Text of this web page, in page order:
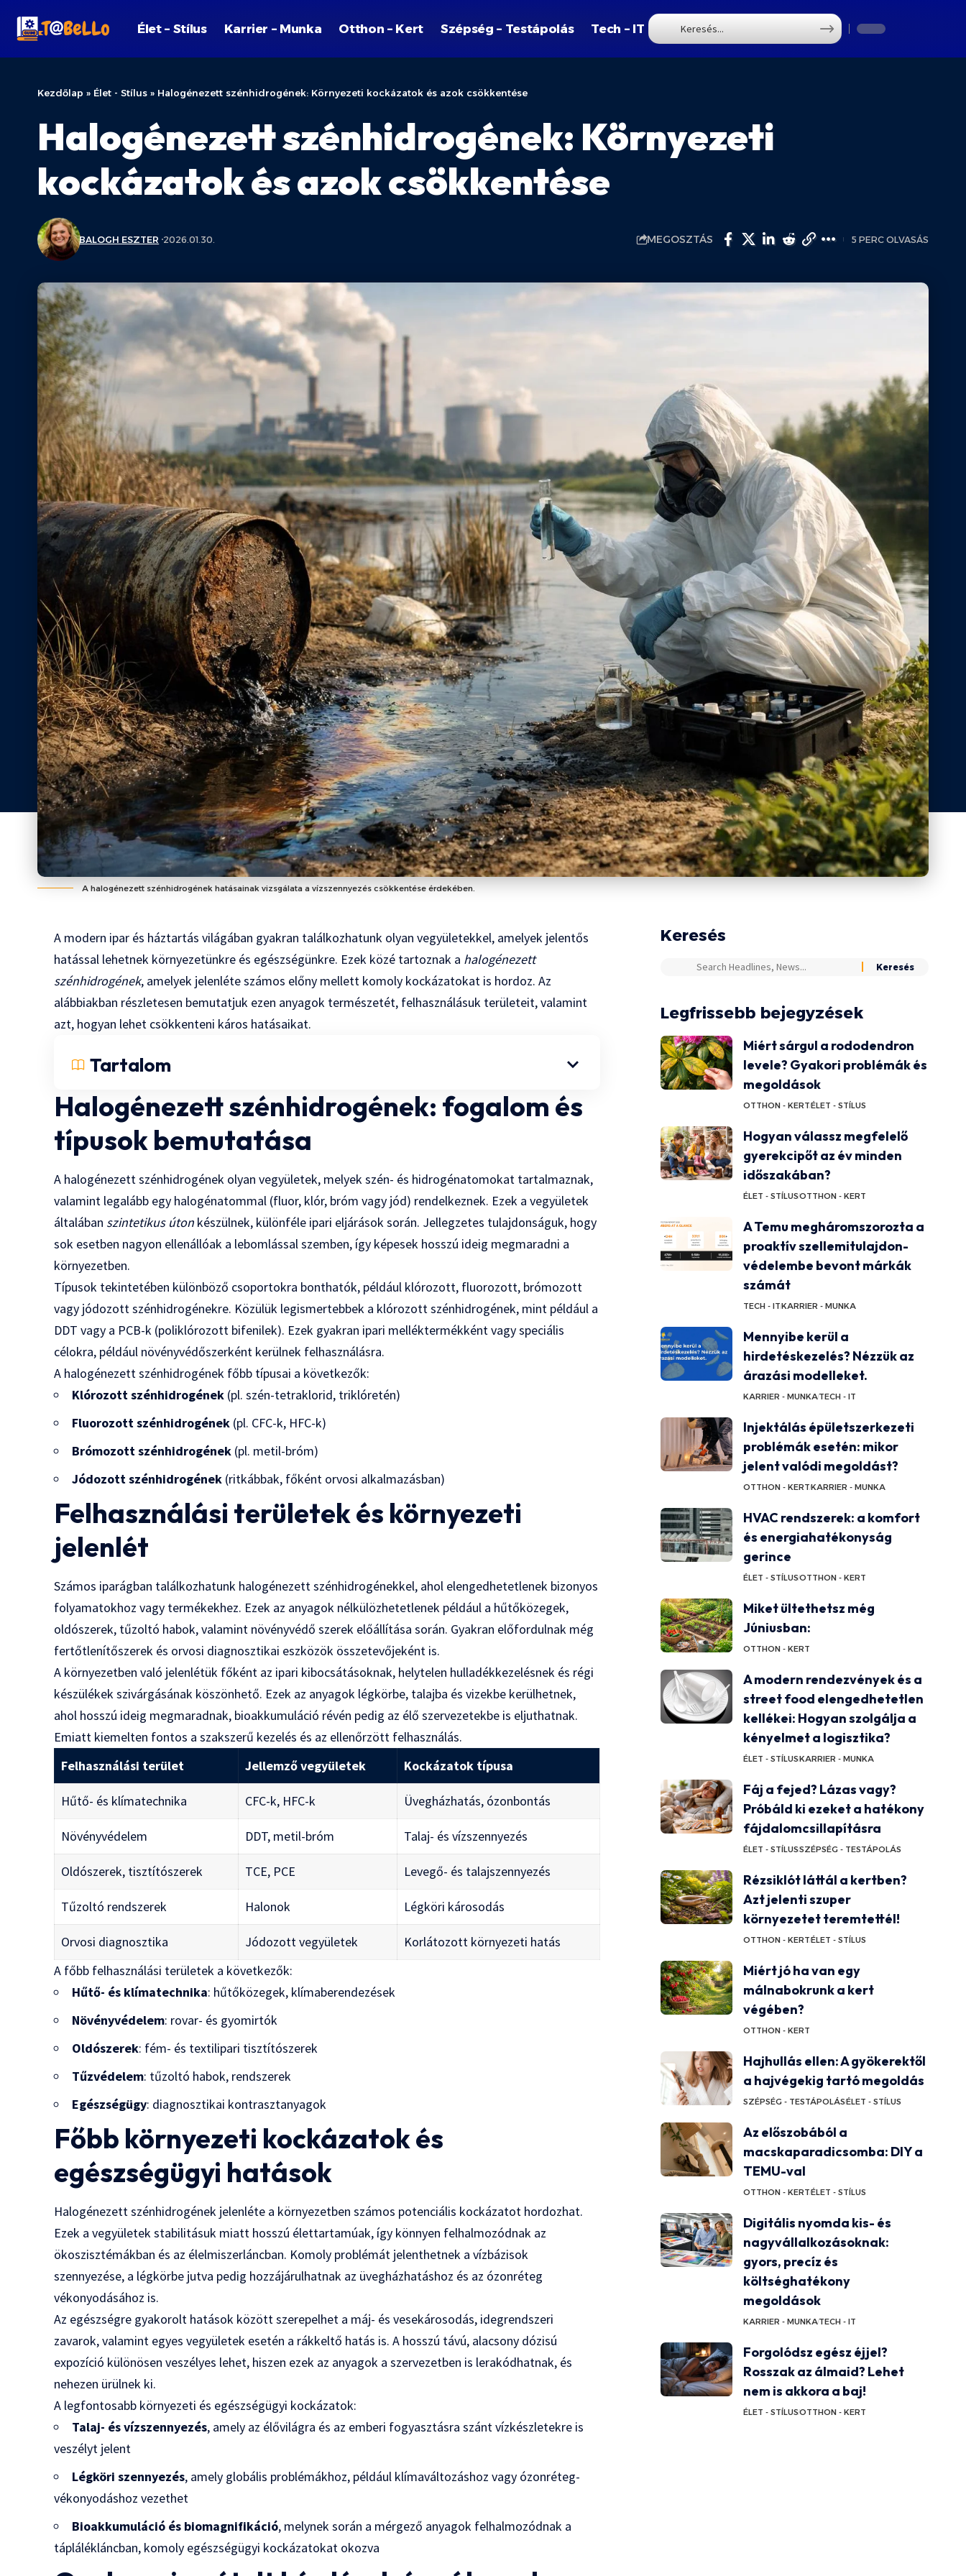
Élet – Stílus Karrier – Munka Otthon – Kert Szépség – Testápolás Tech – IT
Kezdőlap » Élet - Stílus » Halogénezett szénhidrogének: Környezeti kockázatok és azok csökkentése
Halogénezett szénhidrogének: Környezeti
kockázatok és azok csökkentése
BALOGH ESZTER 2026.01.30. MEGOSZTÁS 5 PERC OLVASÁS
A halogénezett szénhidrogének hatásainak vizsgálata a vízszennyezés csökkentése érdekében.
A modern ipar és háztartás világában gyakran találkozhatunk olyan vegyületekkel, amelyek jelentős
hatással lehetnek környezetünkre és egészségünkre. Ezek közé tartoznak a halogénezett
szénhidrogének, amelyek jelenléte számos előny mellett komoly kockázatokat is hordoz. Az
alábbiakban részletesen bemutatjuk ezen anyagok természetét, felhasználásuk területeit, valamint
azt, hogyan lehet csökkenteni káros hatásaikat.
Tartalom
Halogénezett szénhidrogének: fogalom és
típusok bemutatása
A halogénezett szénhidrogének olyan vegyületek, melyek szén- és hidrogénatomokat tartalmaznak,
valamint legalább egy halogénatommal (fluor, klór, bróm vagy jód) rendelkeznek. Ezek a vegyületek
általában szintetikus úton készülnek, különféle ipari eljárások során. Jellegzetes tulajdonságuk, hogy
sok esetben nagyon ellenállóak a lebomlással szemben, így képesek hosszú ideig megmaradni a
környezetben.
Típusok tekintetében különböző csoportokra bonthatók, például klórozott, fluorozott, brómozott
vagy jódozott szénhidrogénekre. Közülük legismertebbek a klórozott szénhidrogének, mint például a
DDT vagy a PCB-k (poliklórozott bifenilek). Ezek gyakran ipari melléktermékként vagy speciális
célokra, például növényvédőszerként kerülnek felhasználásra.
A halogénezett szénhidrogének főbb típusai a következők:
Klórozott szénhidrogének (pl. szén-tetraklorid, triklóretén)
Fluorozott szénhidrogének (pl. CFC-k, HFC-k)
Brómozott szénhidrogének (pl. metil-bróm)
Jódozott szénhidrogének (ritkábbak, főként orvosi alkalmazásban)
Felhasználási területek és környezeti
jelenlét
Számos iparágban találkozhatunk halogénezett szénhidrogénekkel, ahol elengedhetetlenek bizonyos
folyamatokhoz vagy termékekhez. Ezek az anyagok nélkülözhetetlenek például a hűtőközegek,
oldószerek, tűzoltó habok, valamint növényvédő szerek előállítása során. Gyakran előfordulnak még
fertőtlenítőszerek és orvosi diagnosztikai eszközök összetevőjeként is.
A környezetben való jelenlétük főként az ipari kibocsátásoknak, helytelen hulladékkezelésnek és régi
készülékek szivárgásának köszönhető. Ezek az anyagok légkörbe, talajba és vizekbe kerülhetnek,
ahol hosszú ideig megmaradnak, bioakkumuláció révén pedig az élő szervezetekbe is eljuthatnak.
Emiatt kiemelten fontos a szakszerű kezelés és az ellenőrzött felhasználás.
Felhasználási terület
Jellemző vegyületek Kockázatok típusa
Hűtő- és klímatechnika CFC-k, HFC-k Üvegházhatás, ózonbontás
Növényvédelem DDT, metil-bróm Talaj- és vízszennyezés
Oldószerek, tisztítószerek TCE, PCE Levegő- és talajszennyezés
Tűzoltó rendszerek Halonok Légköri károsodás
Orvosi diagnosztika Jódozott vegyületek
Korlátozott környezeti hatás
A főbb felhasználási területek a következők:
Hűtő- és klímatechnika: hűtőközegek, klímaberendezések
Növényvédelem: rovar- és gyomirtók
Oldószerek: fém- és textilipari tisztítószerek
Tűzvédelem: tűzoltó habok, rendszerek
Egészségügy: diagnosztikai kontrasztanyagok
Főbb környezeti kockázatok és
egészségügyi hatások
Halogénezett szénhidrogének jelenléte a környezetben számos potenciális kockázatot hordozhat.
Ezek a vegyületek stabilitásuk miatt hosszú élettartamúak, így könnyen felhalmozódnak az
ökoszisztémákban és az élelmiszerláncban. Komoly problémát jelenthetnek a vízbázisok
szennyezése, a légkörbe jutva pedig hozzájárulhatnak az üvegházhatáshoz és az ózonréteg
vékonyodásához is.
Az egészségre gyakorolt hatások között szerepelhet a máj- és vesekárosodás, idegrendszeri
zavarok, valamint egyes vegyületek esetén a rákkeltő hatás is. A hosszú távú, alacsony dózisú
expozíció különösen veszélyes lehet, hiszen ezek az anyagok a szervezetben is lerakódhatnak, és
nehezen ürülnek ki.
A legfontosabb környezeti és egészségügyi kockázatok:
Talaj- és vízszennyezés, amely az élővilágra és az emberi fogyasztásra szánt vízkészletekre is
veszélyt jelent
Légköri szennyezés, amely globális problémákhoz, például klímaváltozáshoz vagy ózonréteg-
vékonyodáshoz vezethet
Bioakkumuláció és biomagnifikáció, melynek során a mérgező anyagok felhalmozódnak a
táplálékláncban, komoly egészségügyi kockázatokat okozva
Keresés
Legfrissebb bejegyzések
Miért sárgul a rododendron
levele? Gyakori problémák és
megoldások
OTTHON - KERTÉLET - STÍLUS
Hogyan válassz megfelelő
gyerekcipőt az év minden
időszakában?
ÉLET - STÍLUSOTTHON - KERT
A Temu megháromszorozta a
proaktív szellemitulajdon-
védelembe bevont márkák
számát
TECH - ITKARRIER - MUNKA
Mennyibe kerül a
hirdetéskezelés? Nézzük az
árazási modelleket.
KARRIER - MUNKATECH - IT
Injektálás épületszerkezeti
problémák esetén: mikor
jelent valódi megoldást?
OTTHON - KERTKARRIER - MUNKA
HVAC rendszerek: a komfort
és energiahatékonyság
gerince
ÉLET - STÍLUSOTTHON - KERT
Miket ültethetsz még
Júniusban:
OTTHON - KERT
A modern rendezvények és a
street food elengedhetetlen
kellékei: Hogyan szolgálja a
kényelmet a logisztika?
ÉLET - STÍLUSKARRIER - MUNKA
Fáj a fejed? Lázas vagy?
Próbáld ki ezeket a hatékony
fájdalomcsillapításra
ÉLET - STÍLUSSZÉPSÉG - TESTÁPOLÁS
Rézsiklót láttál a kertben?
Azt jelenti szuper
környezetet teremtettél!
OTTHON - KERTÉLET - STÍLUS
Miért jó ha van egy
málnabokrunk a kert
végében?
OTTHON - KERT
Hajhullás ellen: A gyökerektől
a hajvégekig tartó megoldás
SZÉPSÉG - TESTÁPOLÁSÉLET - STÍLUS
Az előszobából a
macskaparadicsomba: DIY a
TEMU-val
OTTHON - KERTÉLET - STÍLUS
Digitális nyomda kis- és
nagyvállalkozásoknak:
gyors, precíz és
költséghatékony
megoldások
KARRIER - MUNKATECH - IT
Forgolódsz egész éjjel?
Rosszak az álmaid? Lehet
nem is akkora a baj!
ÉLET - STÍLUSOTTHON - KERT